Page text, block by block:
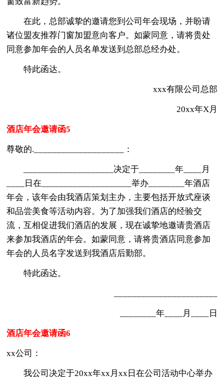
在此，总部诚挚的邀请您到公司年会现场，并盼请
诸位盟友推荐门窗加盟意向客户。如蒙同意，请将贵处
同意参加年会的人员名单发送到总部总经办处。
特此函达。
xxx有限公司总部
20xx年X月
酒店年会邀请函5
尊敬的.____________________：
____________________决定于________年____月
____日在____________________举办________年酒店
年会，该年会由我酒店策划主办，主要包括开放式座谈
和品尝美食等活动内容。为了加强我们酒店的经验交
流，互相促进我们酒店的发展，现在诚挚地邀请贵酒店
来参加我酒店的年会。如蒙同意，请将贵酒店同意参加
年会的人员名字发送到我酒店后勤部。
特此函达。
________年____月____日
酒店年会邀请函6
xx公司：
我公司决定于20xx年xx月xx日在公司活动中心举办